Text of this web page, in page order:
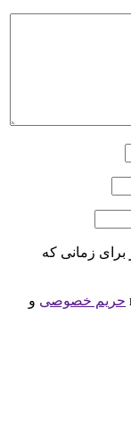
برای زمانی که
حریم خصوصی و